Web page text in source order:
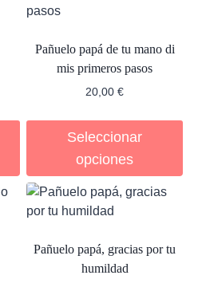
Pañuelo papá de tu mano di
mis primeros pasos
20,00 €
Seleccionar
opciones
Pañuelo papá, gracias por tu
humildad